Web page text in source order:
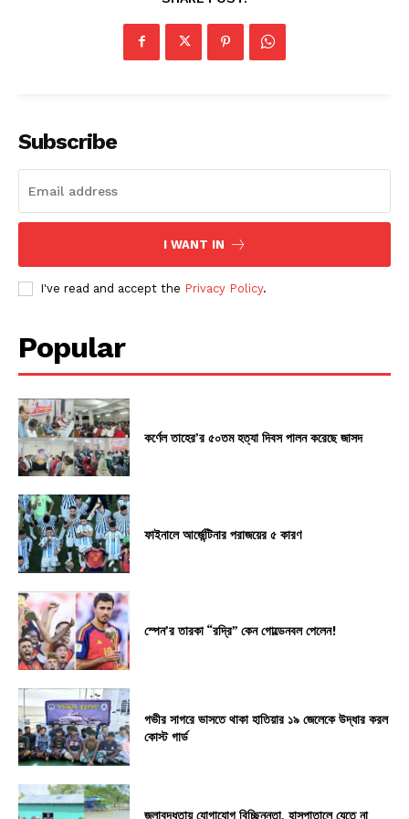
Subscribe
I WANT IN
I've read and accept the Privacy Policy.
Popular
কর্ণেল তাহের’র ৫০তম হত্যা দিবস পালন করেছে জাসদ
ফাইনালে আর্জেন্টিনার পরাজয়ের ৫ কারণ
স্পেন’র তারকা “রদ্রি” কেন গোল্ডেনবল পেলেন!
গভীর সাগরে ভাসতে থাকা হাতিয়ার ১৯ জেলেকে উদ্ধার করল
কোস্ট গার্ড
জলাবদ্ধতায় যোগাযোগ বিচ্ছিন্নতা, হাসপাতালে যেতে না